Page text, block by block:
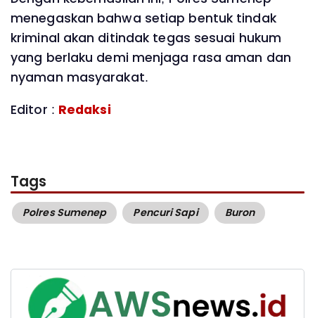
menegaskan bahwa setiap bentuk tindak
kriminal akan ditindak tegas sesuai hukum
yang berlaku demi menjaga rasa aman dan
nyaman masyarakat.
Editor : Redaksi
Tags
Polres Sumenep Pencuri Sapi Buron